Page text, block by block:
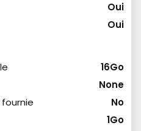
Oui
Oui
16Go
None
No
1Go